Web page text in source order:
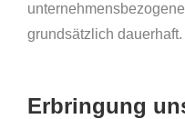
grundsätzlich dauerhaft.
Erbringung